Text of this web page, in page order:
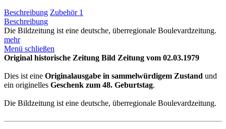
Beschreibung Zubehör 1
Beschreibung
Die Bildzeitung ist eine deutsche, überregionale Boulevardzeitung.
mehr
Menü schließen
Original historische Zeitung Bild Zeitung vom 02.03.1979
Dies ist eine Originalausgabe in sammelwürdigem Zustand und
ein originelles Geschenk zum 48. Geburtstag.
Die Bildzeitung ist eine deutsche, überregionale Boulevardzeitung.